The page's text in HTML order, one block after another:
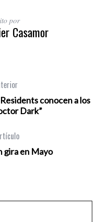
por
Casamor
conocen a los
Dark”
gira en Mayo